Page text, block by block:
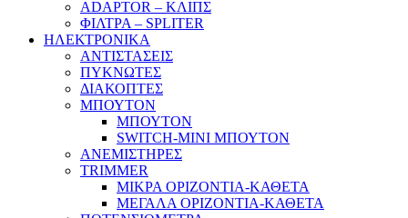
ADAPTOR – ΚΛΙΠΣ
ΦΙΛΤΡΑ – SPLITER
ΗΛΕΚΤΡΟΝΙΚΑ
ΑΝΤΙΣΤΑΣΕΙΣ
ΠΥΚΝΩΤΕΣ
ΔΙΑΚΟΠΤΕΣ
ΜΠΟΥΤΟΝ
ΜΠΟΥΤΟΝ
SWITCH-MINI ΜΠΟΥΤΟΝ
ΑΝΕΜΙΣΤΗΡΕΣ
TRIMMER
ΜΙΚΡΑ ΟΡΙΖΟΝΤΙΑ-ΚΑΘΕΤΑ
ΜΕΓΑΛΑ ΟΡΙΖΟΝΤΙΑ-ΚΑΘΕΤΑ